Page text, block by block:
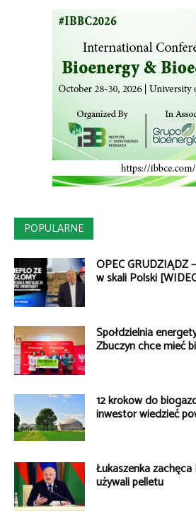
POPULARNE
OPEC GRUDZIĄDZ
w skali Polski
Spółdzielnia
Zbuczyn chce mieć
12 kroków do
inwestor wiedzieć
Łukaszenka
używali pelletu